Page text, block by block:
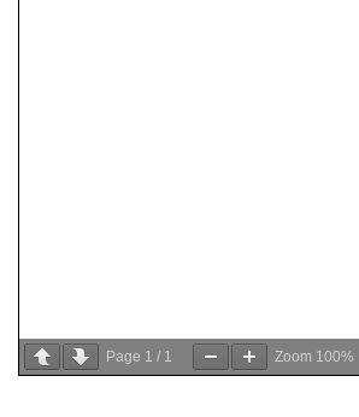
Page 1 / 1 Zoom 100%